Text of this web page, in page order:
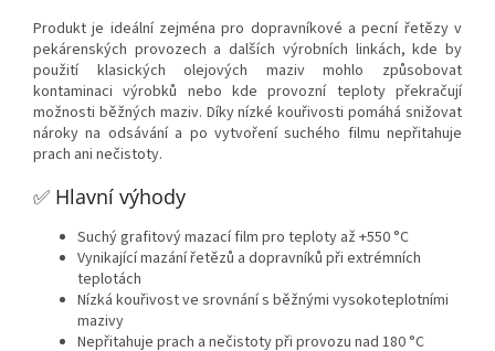
Produkt je ideální zejména pro dopravníkové a pecní řetězy v
pekárenských provozech a dalších výrobních linkách, kde by
použití klasických olejových maziv mohlo způsobovat
kontaminaci výrobků nebo kde provozní teploty překračují
možnosti běžných maziv. Díky nízké kouřivosti pomáhá snižovat
nároky na odsávání a po vytvoření suchého filmu nepřitahuje
prach ani nečistoty.
✅ Hlavní výhody
Suchý grafitový mazací film pro teploty až +550 °C
Vynikající mazání řetězů a dopravníků při extrémních
teplotách
Nízká kouřivost ve srovnání s běžnými vysokoteplotními
mazivy
Nepřitahuje prach a nečistoty při provozu nad 180 °C